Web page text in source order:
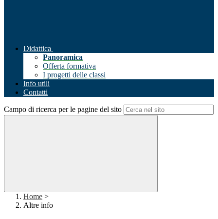
Didattica
Panoramica
Offerta formativa
I progetti delle classi
Info utili
Contatti
Campo di ricerca per le pagine del sito
Home >
Altre info